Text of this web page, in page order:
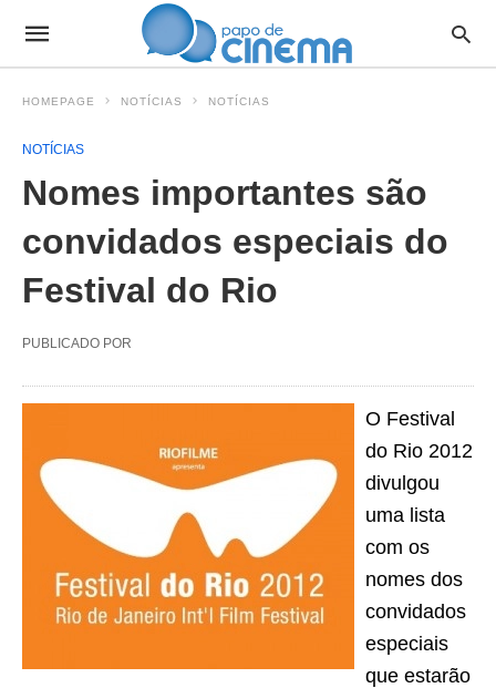
HOMEPAGE NOTÍCIAS NOTÍCIAS
NOTÍCIAS
Nomes importantes são
convidados especiais do
Festival do Rio
PUBLICADO POR
O Festival
do Rio 2012
divulgou
uma lista
com os
nomes dos
convidados
especiais
que estarão